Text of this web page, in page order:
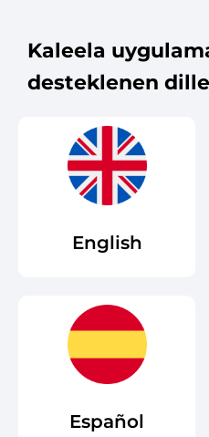
Kaleela
desteklenen
English
Español